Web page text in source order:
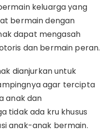
keluarga yang
bermain dengan
dapat mengasah
dan bermain peran.
dianjurkan untuk
agar tercipta
anak dan
tidak ada kru khusus
anak-anak bermain.